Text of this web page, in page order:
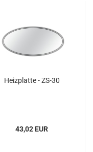
Heizplatte - ZS-30
43,02 EUR